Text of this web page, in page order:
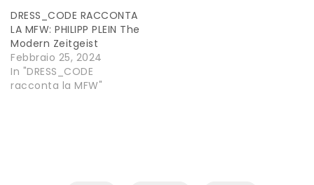
DRESS_CODE RACCONTA
LA MFW: PHILIPP PLEIN The
Modern Zeitgeist
Febbraio 25, 2024
In "DRESS_CODE
racconta la MFW"